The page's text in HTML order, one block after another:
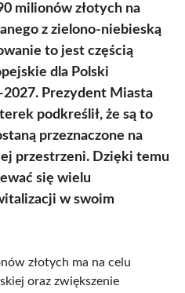
milionów złotych na
z zielono-niebieską
to jest częścią
dla Polski
Prezydent Miasta
podkreślił, że są to
przeznaczone na
przestrzeni. Dzięki temu
się wielu
w swoim
złotych ma na celu
oraz zwiększenie